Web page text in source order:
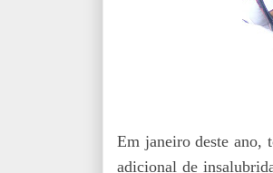
Em janeiro deste ano,
adicional de